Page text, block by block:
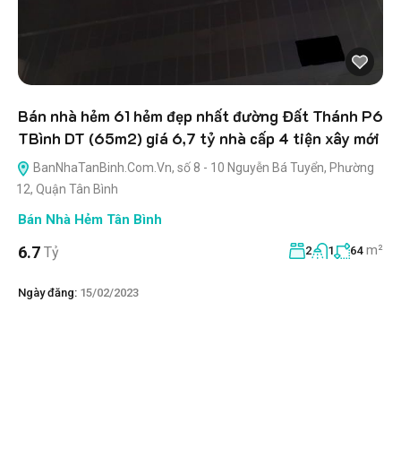
Bán nhà hẻm 61 hẻm đẹp nhất đường Đất Thánh P6
TBình DT (65m2) giá 6,7 tỷ nhà cấp 4 tiện xây mới
BanNhaTanBinh.Com.Vn, số 8 - 10 Nguyễn Bá Tuyển, Phường
12, Quận Tân Bình
Bán Nhà Hẻm Tân Bình
6.7 Tỷ 2 1 64 m²
Ngày đăng: 15/02/2023